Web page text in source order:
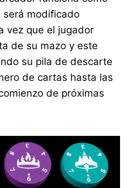
será modificado
vez que el jugador
de su mazo y este
su pila de descarte
de cartas hasta las
de próximas